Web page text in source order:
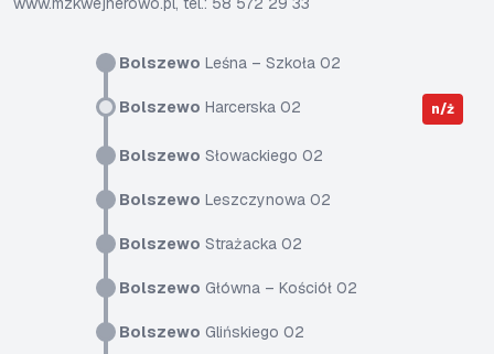
Bolszewo Leśna – Szkoła 02
Bolszewo Harcerska 02 n/ż
Bolszewo Słowackiego 02
Bolszewo Leszczynowa 02
Bolszewo Strażacka 02
Bolszewo Główna – Kościół 02
Bolszewo Glińskiego 02